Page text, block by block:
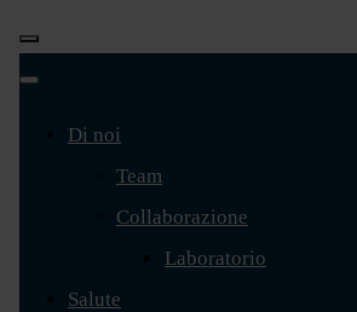
Di noi
Team
Collaborazione
Laboratorio
Salute